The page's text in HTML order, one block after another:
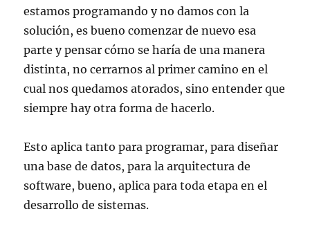
estamos programando y no damos con la
solución, es bueno comenzar de nuevo esa
parte y pensar cómo se haría de una manera
distinta, no cerrarnos al primer camino en el
cual nos quedamos atorados, sino entender que
siempre hay otra forma de hacerlo.
Esto aplica tanto para programar, para diseñar
una base de datos, para la arquitectura de
software, bueno, aplica para toda etapa en el
desarrollo de sistemas.